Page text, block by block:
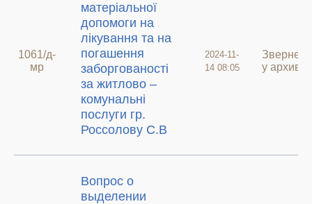
1061/д-
мр
матеріальної
допомоги на
лікування та на
погашення
заборгованості
за житлово –
комунальні
послуги гр.
Россолову С.В
2024-11-
14 08:05
у архиві
Вопрос о
выделении